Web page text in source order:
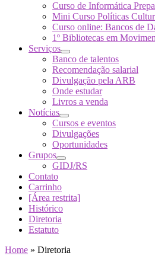
Curso de Informática
Mini Curso Políticas
Curso online: Bancos de
1º Bibliotecas em
Serviços
Banco de talentos
Recomendação salarial
Divulgação pela ARB
Onde estudar
Livros a venda
Notícias
Cursos e eventos
Divulgações
Oportunidades
Grupos
GIDJ/RS
Contato
Carrinho
[Área restrita]
Histórico
Diretoria
Estatuto
Home » Diretoria